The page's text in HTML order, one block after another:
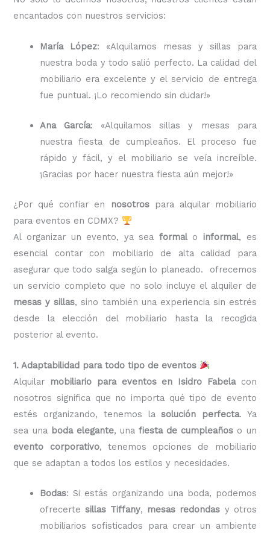
encantados con nuestros servicios:
María López: «Alquilamos mesas y sillas para
nuestra boda y todo salió perfecto. La calidad del
mobiliario era excelente y el servicio de entrega
fue puntual. ¡Lo recomiendo sin dudar!»
Ana García: «Alquilamos sillas y mesas para
nuestra fiesta de cumpleaños. El proceso fue
rápido y fácil, y el mobiliario se veía increíble.
¡Gracias por hacer nuestra fiesta aún mejor!»
¿Por qué confiar en nosotrospara alquilar mobiliario
para eventos en CDMX?
Al organizar un evento, ya sea formalo informal, es
esencial contar con mobiliario de alta calidad para
asegurar que todo salga según lo planeado. ofrecemos
un servicio completo que no solo incluye el alquiler de
mesas y sillas, sino también una experiencia sin estrés
desde la elección del mobiliario hasta la recogida
posterior al evento.
1. Adaptabilidad para todo tipo de eventos
Alquilar
mobiliario para eventos en Isidro Fabelacon
nosotros significa que no importa qué tipo de evento
estés organizando, tenemos lasolución perfecta. Ya
sea una boda elegante, unafiesta de cumpleaños o un
evento corporativo, tenemos opciones de mobiliario
que se adaptan a todos los estilos y necesidades.
Bodas: Si estás organizando una boda, podemos
ofrecertesillas Tiffany, mesas redondas y otros
mobiliarios sofisticados para crear un ambiente